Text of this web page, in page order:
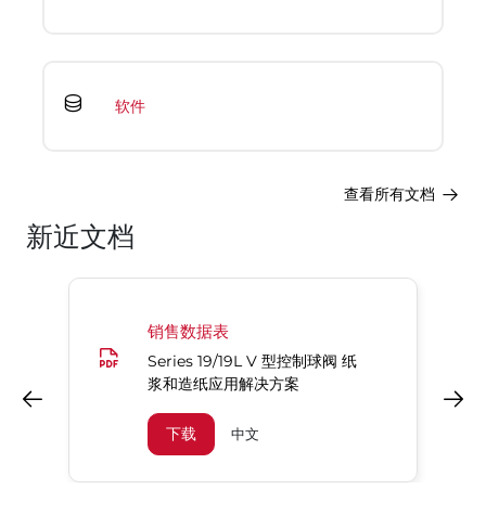
软件
新近文档
查看所有文档
销售数据表
Series 19/19L V 型控制球阀 纸
浆和造纸应用解决方案
下载 中文
下一页